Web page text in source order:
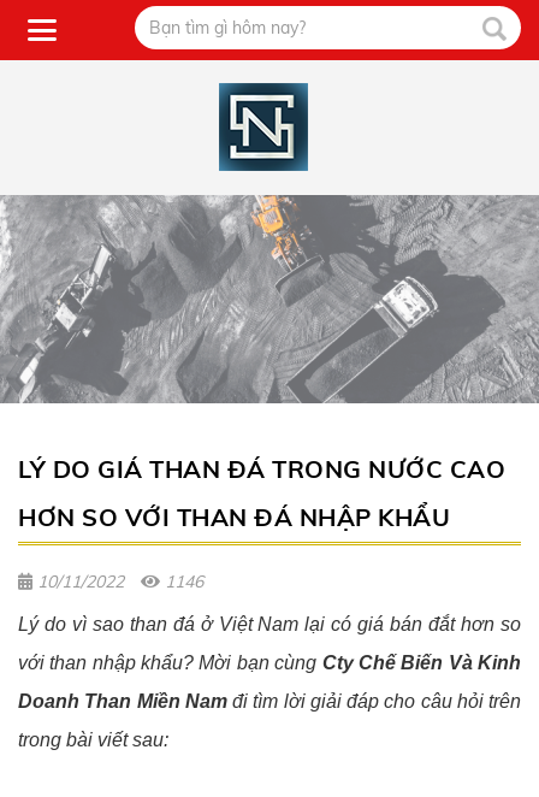
LÝ DO GIÁ THAN ĐÁ TRONG NƯỚC CAO
HƠN SO VỚI THAN ĐÁ NHẬP KHẨU
10/11/2022 1146
Lý do vì sao than đá ở Việt Nam lại có giá bán đắt hơn so
với than nhập khẩu? Mời bạn cùng Cty Chế Biến Và Kinh
Doanh Than Miền Namđi tìm lời giải đáp cho câu hỏi trên
trong bài viết sau: